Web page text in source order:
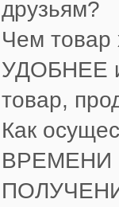
друзьям?
Чем
УДОБНЕЕ
товар,
Как
ВРЕМЕНИ